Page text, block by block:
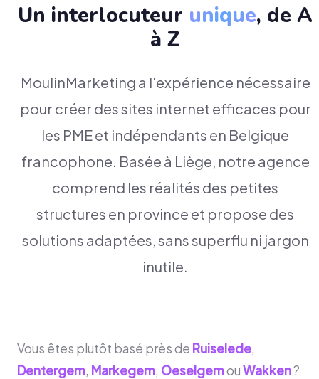
Un interlocuteur unique, de A
à Z
MoulinMarketing a l'expérience nécessaire
pour créer des sites internet efficaces pour
les PME et indépendants en Belgique
francophone. Basée à Liège, notre agence
comprend les réalités des petites
structures en province et propose des
solutions adaptées, sans superflu ni jargon
inutile.
Vous êtes plutôt basé près de Ruiselede,
Dentergem, Markegem, OeselgemouWakken?